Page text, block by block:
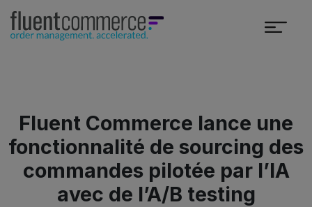
Fluent Commerce lance une
fonctionnalité de sourcing des
commandes pilotée par l’IA
avec de l’A/B testing